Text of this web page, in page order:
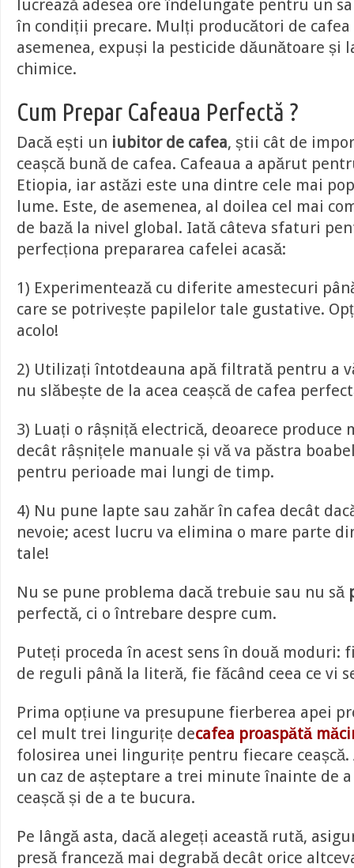
lucrează adesea ore îndelungate pentru un
în condiții precare. Mulți producători de cafea
asemenea, expuși la pesticide dăunătoare și
chimice.
Cum Prepar Cafeaua Perfectă ?
Dacă ești un iubitor de cafea, știi cât de
ceașcă bună de cafea. Cafeaua a apărut
Etiopia, iar astăzi este una dintre cele mai
lume. Este, de asemenea, al doilea cel mai
de bază la nivel global. Iată câteva sfaturi
perfecționa prepararea cafelei acasă:
1) Experimentează cu diferite amestecuri
care se potrivește papilelor tale gustative.
acolo!
2) Utilizați întotdeauna apă filtrată pentru a
nu slăbește de la acea ceașcă de cafea
3) Luați o râșniță electrică, deoarece produce
decât râșnițele manuale și vă va păstra
pentru perioade mai lungi de timp.
4) Nu pune lapte sau zahăr în cafea decât
nevoie; acest lucru va elimina o mare parte
tale!
Nu se pune problema dacă trebuie sau nu să
perfectă, ci o întrebare despre cum.
Puteți proceda în acest sens în două moduri:
de reguli până la literă, fie făcând ceea ce vi
Prima opțiune va presupune fierberea apei
cel mult trei lingurițe decafea proaspătă
folosirea unei lingurițe pentru fiecare ceașcă.
un caz de așteptare a trei minute înainte de
ceașcă și de a te bucura.
Pe lângă asta, dacă alegeți această rută,
presă franceză mai degrabă decât orice